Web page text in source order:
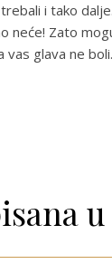
i tako
neće! Zato
vas glava ne